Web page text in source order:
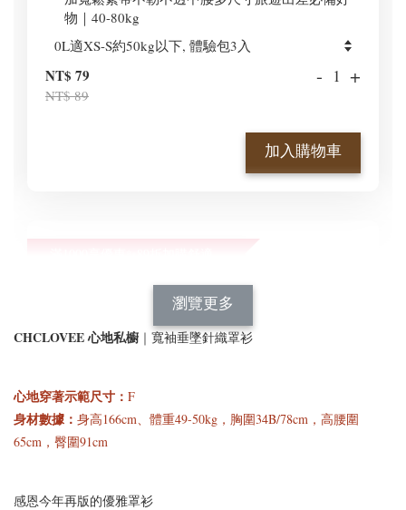
物｜40-80kg
NT$ 79
NT$ 89
- +
加入購物車
的舒適好手感*經典百
瀏覽更多
CHCLOVEE 心地私櫥 ｜寬袖垂墜針織罩衫
心地穿著示範尺寸 ： F
身材數據： 身高166cm、體重49-50kg，胸圍34B/78cm，高腰圍
65cm，臀圍91cm
感恩今年再版的優雅罩衫